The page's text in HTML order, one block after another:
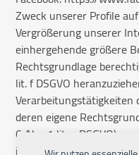
Zweck unserer Profile
Vergrößerung unserer
einhergehende größere
Rechtsgrundlage
lit. f DSGVO
Verarbeitungstätigkeiten
deren eigene
6 Abs. 1 lit. a DSGVO) zu
jeweiligen